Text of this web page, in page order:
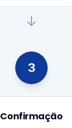
3
Confirmação